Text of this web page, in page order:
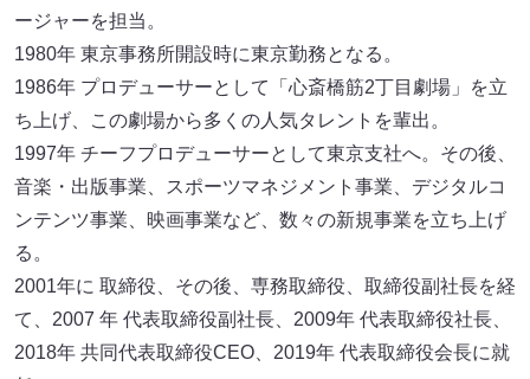
ージャーを担当。
1980年 東京事務所開設時に東京勤務となる。
1986年 プロデューサーとして「心斎橋筋2丁目劇場」を立
ち上げ、この劇場から多くの人気タレントを輩出。
1997年 チーフプロデューサーとして東京支社へ。その後、
音楽・出版事業、スポーツマネジメント事業、デジタルコ
ンテンツ事業、映画事業など、数々の新規事業を立ち上げ
る。
2001年に 取締役、その後、専務取締役、取締役副社長を経
て、2007 年 代表取締役副社長、2009年 代表取締役社長、
2018年 共同代表取締役CEO、2019年 代表取締役会長に就